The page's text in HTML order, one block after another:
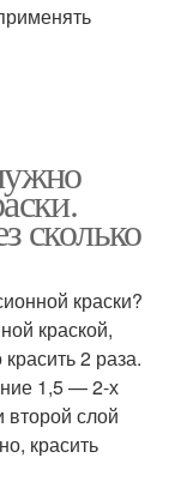
сколько
краски?
краской,
2 раза.
1,5 — 2-х
слой
красить